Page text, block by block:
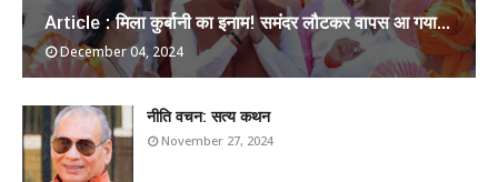
Article : मिला कुर्बानी का इनाम! समंदर लौटकर वापस आ गया...
December 04, 2024
​नीति वचन: सत्य कथन
November 27, 2024